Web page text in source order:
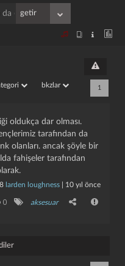
bkzlar 1
oldukça dar olması.
tarafından da
olanları. ancak şöyle bir
fahişeler tarafından
larden loughness 10 yıl önce
0 aksesuar